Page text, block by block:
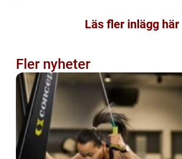
Läs fler inlägg här
Fler nyheter